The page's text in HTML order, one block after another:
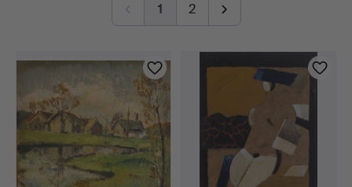
1 2